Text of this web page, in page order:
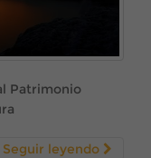
Patrimonio
Seguir leyendo